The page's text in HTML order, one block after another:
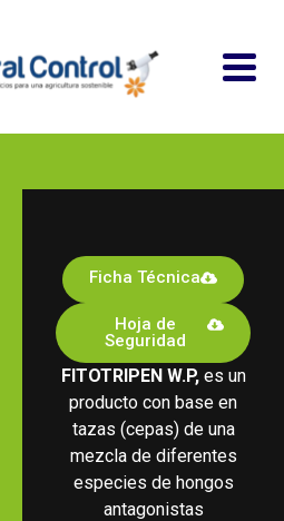
Ficha Técnica
Hoja de
Seguridad
FITOTRIPEN W.P,es un
producto con base en
tazas (cepas) de una
mezcla de diferentes
especies de hongos
antagonistas